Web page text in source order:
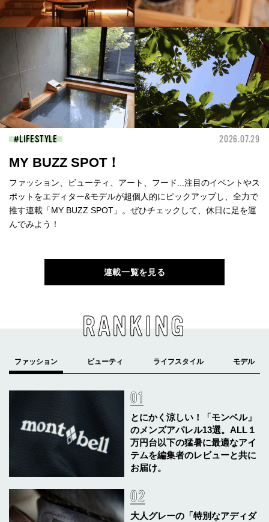
LIFESTYLE 2026.07.29
MY BUZZ SPOT！
ファッション、ビューティ、アート、フード...注目のイベントやス
ポットをエディター&モデルが超個人的にピックアップし、全力で
推す連載「MY BUZZ SPOT」。ぜひチェックして、休日に足を運
んでみよう！
連載一覧を見る
RANKING
とにかく涼しい！「モンベル」
のメンズアパレル13選。ALL１
万円台以下の猛暑に最適なアイ
テムを編集者のレビューと共に
お届け。
大人グレーの「特別なアディダ